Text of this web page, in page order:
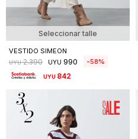
Seleccionar talle
VESTIDO SIMEON
UYU 2.390 UYU 990 58
UYU 842